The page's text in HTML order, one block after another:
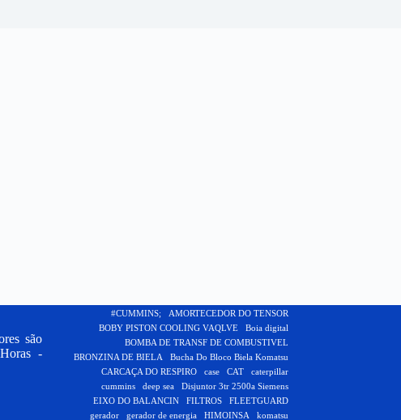
são
-
#CUMMINS;
AMORTECEDOR DO TENSOR
BOBY PISTON COOLING VAQLVE
Boia digital
BOMBA DE TRANSF DE COMBUSTIVEL
BRONZINA DE BIELA
Bucha Do Bloco Biela Komatsu
CARCAÇA DO RESPIRO
case CAT
caterpillar
cummins
deep sea
Disjuntor 3tr 2500a Siemens
EIXO DO BALANCIN
FILTROS
FLEETGUARD
gerador
gerador de energia HIMOINSA komatsu